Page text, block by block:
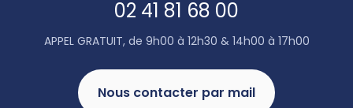
02 41 81 68 00
APPEL GRATUIT, de 9h00 à 12h30 & 14h00 à 17h00
Nous contacter par mail